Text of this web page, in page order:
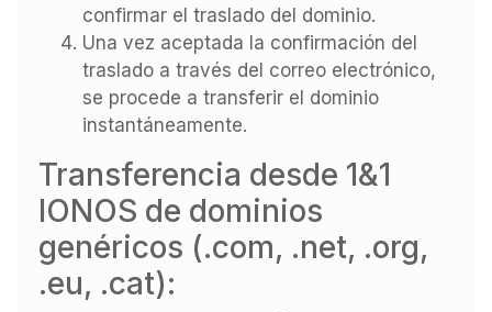
confirmar el traslado del dominio.
Una vez aceptada la confirmación del
traslado a través del correo electrónico,
se procede a transferir el dominio
instantáneamente.
Transferencia desde 1&1
IONOS de dominios
genéricos (.com, .net, .org,
.eu, .cat):